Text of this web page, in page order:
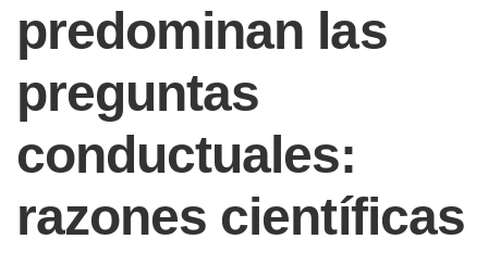
predominan las
preguntas
conductuales:
razones científicas